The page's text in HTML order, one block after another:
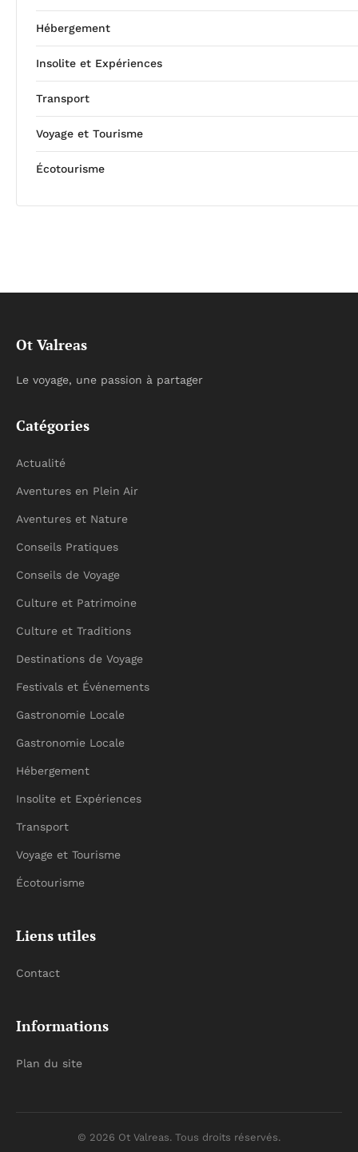
Hébergement
Insolite et Expériences
Transport
Voyage et Tourisme
Écotourisme
Ot Valreas
Le voyage, une passion à partager
Catégories
Actualité
Aventures en Plein Air
Aventures et Nature
Conseils Pratiques
Conseils de Voyage
Culture et Patrimoine
Culture et Traditions
Destinations de Voyage
Festivals et Événements
Gastronomie Locale
Gastronomie Locale
Hébergement
Insolite et Expériences
Transport
Voyage et Tourisme
Écotourisme
Liens utiles
Contact
Informations
Plan du site
© 2026 Ot Valreas. Tous droits réservés.